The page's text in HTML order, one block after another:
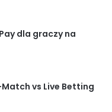
dla graczy na
vs Live Betting